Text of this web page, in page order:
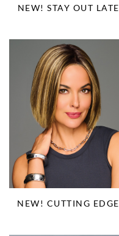
NEW! STAY OUT LATE
NEW! CUTTING EDGE